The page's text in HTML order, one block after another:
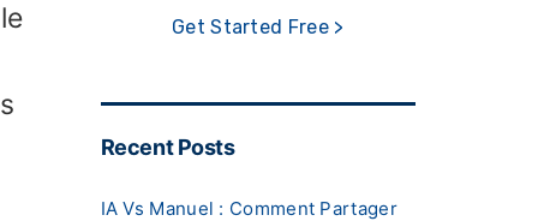
Get Started Free >
Recent Posts
IA Vs Manuel : Comment Partager